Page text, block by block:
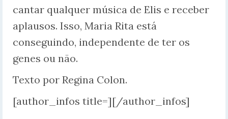
cantar qualquer música de Elis e receber
aplausos. Isso, Maria Rita está
conseguindo, independente de ter os
genes ou não.
Texto por Regina Colon.
[author_infos title=][/author_infos]